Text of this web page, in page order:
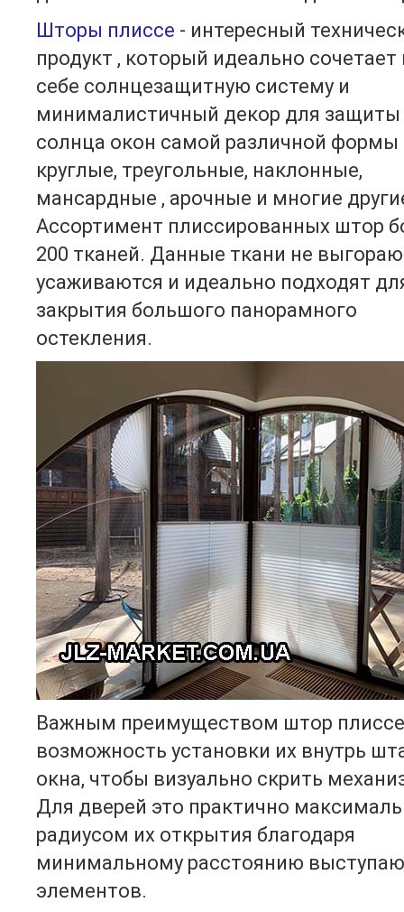
Шторы плиссе - интересный
продукт , который идеально сочетает
себе солнцезащитную систему и
минималистичный декор для защиты
солнца окон самой различной формы
круглые, треугольные, наклонные,
мансардные , арочные и многие
Ассортимент плиссированных штор
200 тканей. Данные ткани не
усаживаются и идеально подходят
закрытия большого панорамного
остекления.
Важным преимуществом штор
возможность установки их внутрь
окна, чтобы визуально скрить
Для дверей это практично
радиусом их открытия благодаря
минимальному расстоянию
элементов.